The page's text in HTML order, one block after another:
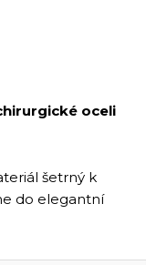
oceli
šetrný k
do elegantní